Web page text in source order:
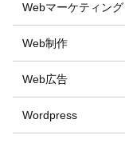
Webマーケティング
Web制作
Web広告
Wordpress